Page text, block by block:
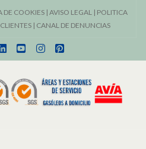
DE COOKIES| AVISO LEGAL| POLITICA
| CANAL DE DENUNCIAS
LinkedInYouTubeInstagram
Pinterest